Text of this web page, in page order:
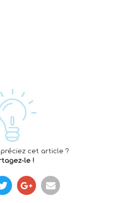
cet article ?
le !